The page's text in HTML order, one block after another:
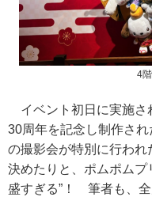
4
イベント初日に実施さ
30周年を記念し制作さ
の撮影会が特別に行わ
決めたりと、ポムポムプ
盛すぎる”！ 筆者も、